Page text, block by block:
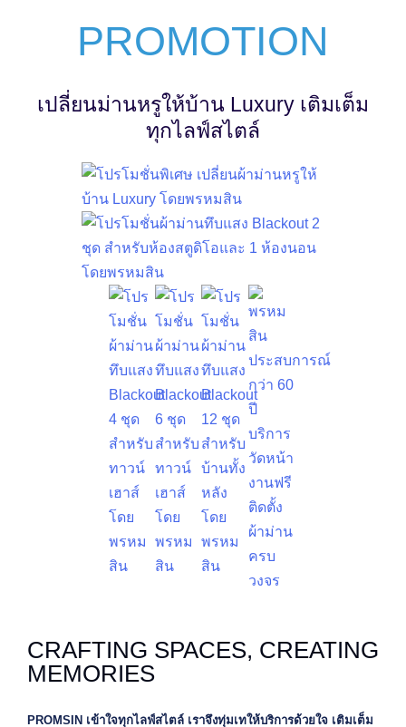
PROMOTION
เปลี่ยนม่านหรูให้บ้าน Luxury เติมเต็ม
ทุกไลฟ์สไตล์
CRAFTING SPACES, CREATING
MEMORIES
PROMSIN เข้าใจทุกไลฟ์สไตล์ เราจึงทุ่มเทให้บริการด้วยใจ เติมเต็ม